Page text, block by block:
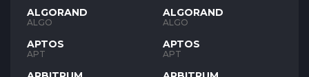
ALGORAND
ALGO
APTOS
APT
ALGORAND
ALGO
APTOS
APT